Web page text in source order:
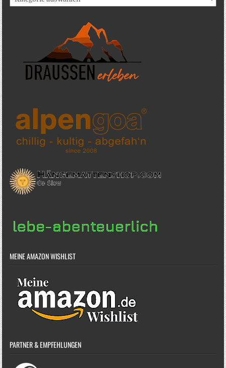
MEINE AMAZON WISHLIST
PARTNER & EMPFEHLUNGEN